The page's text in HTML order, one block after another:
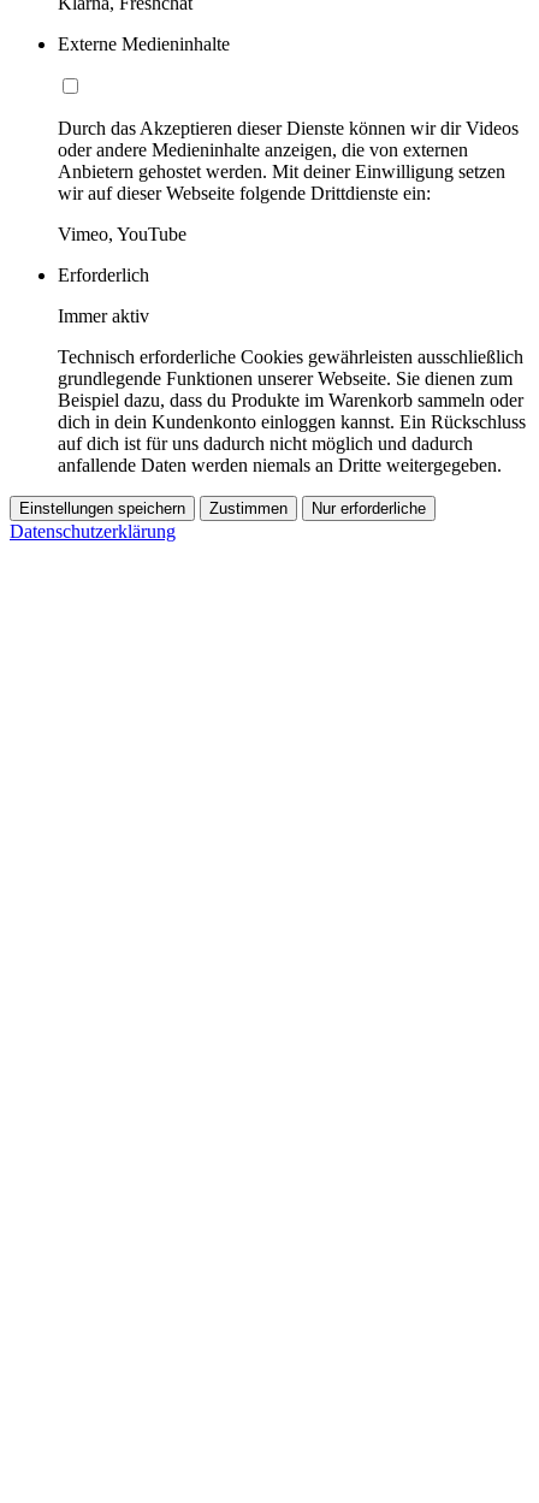
Externe Medieninhalte
Durch das Akzeptieren dieser Dienste können wir dir Videos
oder andere Medieninhalte anzeigen, die von externen
Anbietern gehostet werden. Mit deiner Einwilligung setzen
wir auf dieser Webseite folgende Drittdienste ein:
Vimeo, YouTube
Erforderlich
Immer aktiv
Technisch erforderliche Cookies gewährleisten ausschließlich
grundlegende Funktionen unserer Webseite. Sie dienen zum
Beispiel dazu, dass du Produkte im Warenkorb sammeln oder
dich in dein Kundenkonto einloggen kannst. Ein Rückschluss
auf dich ist für uns dadurch nicht möglich und dadurch
anfallende Daten werden niemals an Dritte weitergegeben.
Einstellungen speichern Zustimmen Nur erforderliche
Datenschutzerklärung